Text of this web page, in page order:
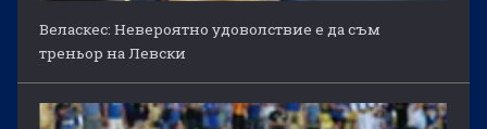
Веласкес: Невероятно удоволствие е да съм
треньор на Левски